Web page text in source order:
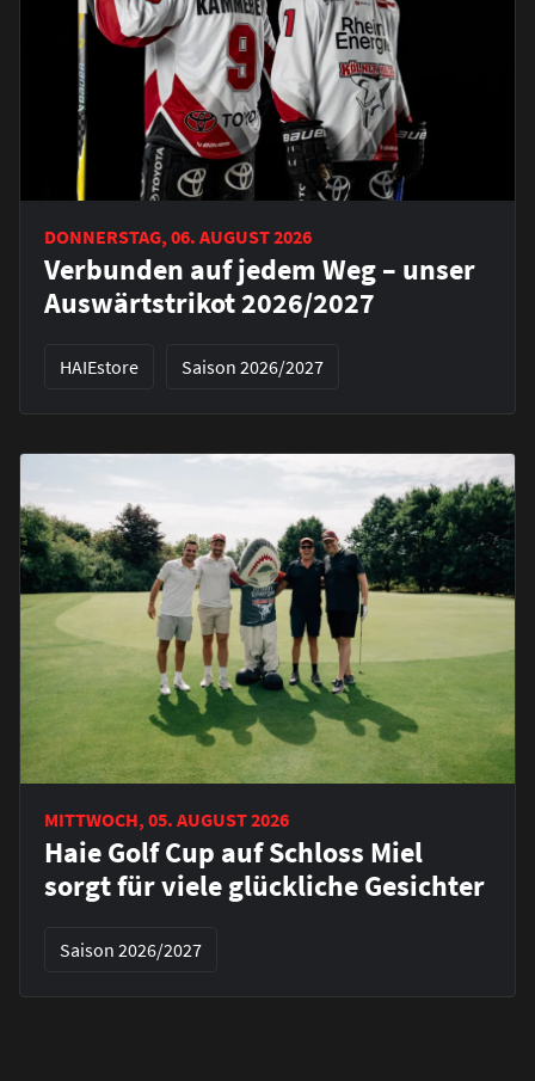
DONNERSTAG, 06. AUGUST 2026
Verbunden auf jedem Weg – unser
Auswärtstrikot 2026/2027
HAIEstore Saison 2026/2027
MITTWOCH, 05. AUGUST 2026
Haie Golf Cup auf Schloss Miel
sorgt für viele glückliche Gesichter
Saison 2026/2027